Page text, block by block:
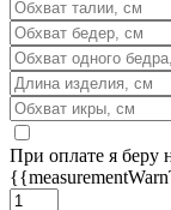
При оплате я беру